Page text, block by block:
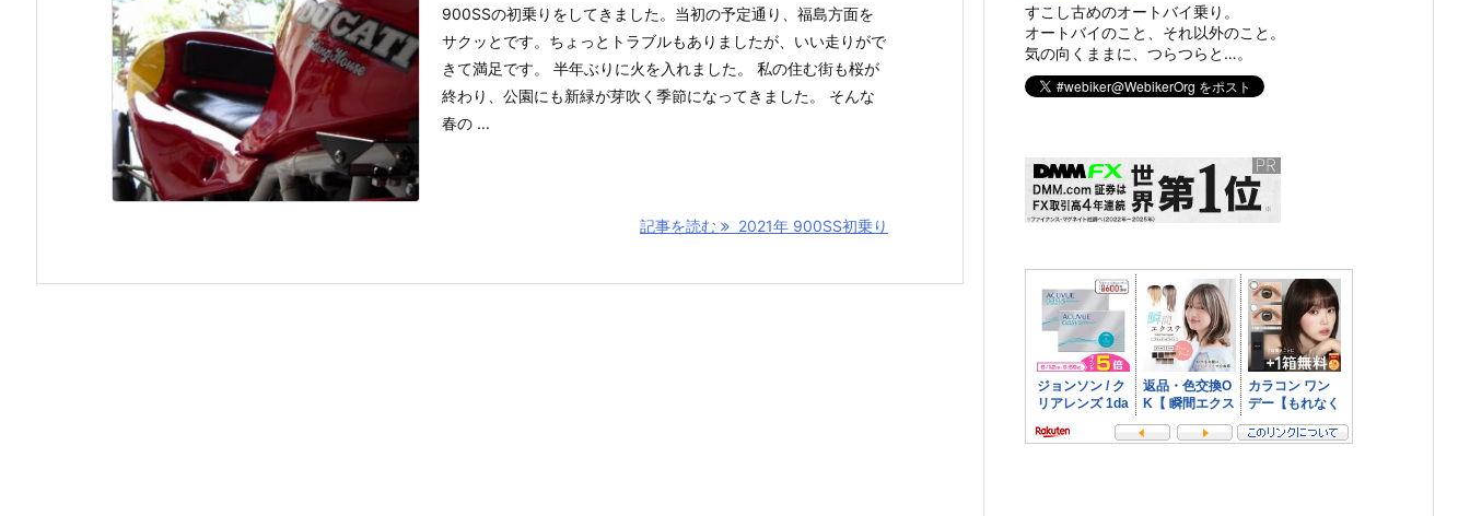
900SSの初乗りをしてきました。当初の予定通り、福島方面を
サクッとです。ちょっとトラブルもありましたが、いい走りがで
きて満足です。 半年ぶりに火を入れました。 私の住む街も桜が
終わり、公園にも新緑が芽吹く季節になってきました。 そんな
春の ...
記事を読む 2021年 900SS初乗り
すこし古めのオートバイ乗り。
オートバイのこと、それ以外のこと。
気の向くままに、つらつらと…。